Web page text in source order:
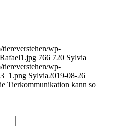
wp-
766 720 Sylvia
wp-
Sylvia2019-08-26
Tierkommunikation kann so